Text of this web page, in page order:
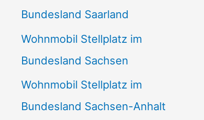
Bundesland Saarland
Wohnmobil Stellplatz im
Bundesland Sachsen
Wohnmobil Stellplatz im
Bundesland Sachsen-Anhalt